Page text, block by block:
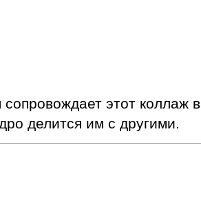
этот коллаж в
делится им с другими.